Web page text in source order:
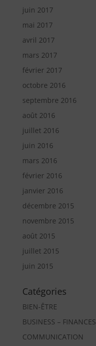
juin 2017
mai 2017
avril 2017
mars 2017
février 2017
octobre 2016
septembre 2016
août 2016
juillet 2016
juin 2016
mars 2016
février 2016
janvier 2016
décembre 2015
novembre 2015
août 2015
juillet 2015
juin 2015
Catégories
BIEN-ÊTRE
BUSINESS – FINANCES
COMMUNICATION